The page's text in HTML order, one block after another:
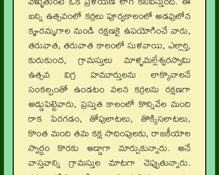
బన్ని ఉత్సవంలో కర్రలు పూర్వకాలంలో అడవులోన
కౄరమృగాల నుండి రక్షణకై ఉపయోగించే వారు,
తరువాత, తరువాత కాలంలో సుళవాయి, ఎల్లార్తి,
కురుకుంద, గ్రామస్తులు మాళ్ళమల్లేశ్వరస్వామి
ఉత్సవ విగ్ర హమూర్తులను లాక్కొవాలనే
సంకల్పంతో ఉండటం వలన కర్రలను రక్షణగా
అడ్డుపెట్టెవారు, ప్రస్తుత కాలంలో కొన్నివేల మంది
రాక పెరగడం, తోపులాటలు, తొక్కిసలాటలు,
కొంత మంది తమ కక్ష సాదింపులకు, రాజకీయాల
స్వార్థం కొరకు అడ్డాగా మార్చుకున్నారు. అనే
వాస్తవాన్ని గ్రామస్తుల మాటగా చెప్పుతున్నారు.